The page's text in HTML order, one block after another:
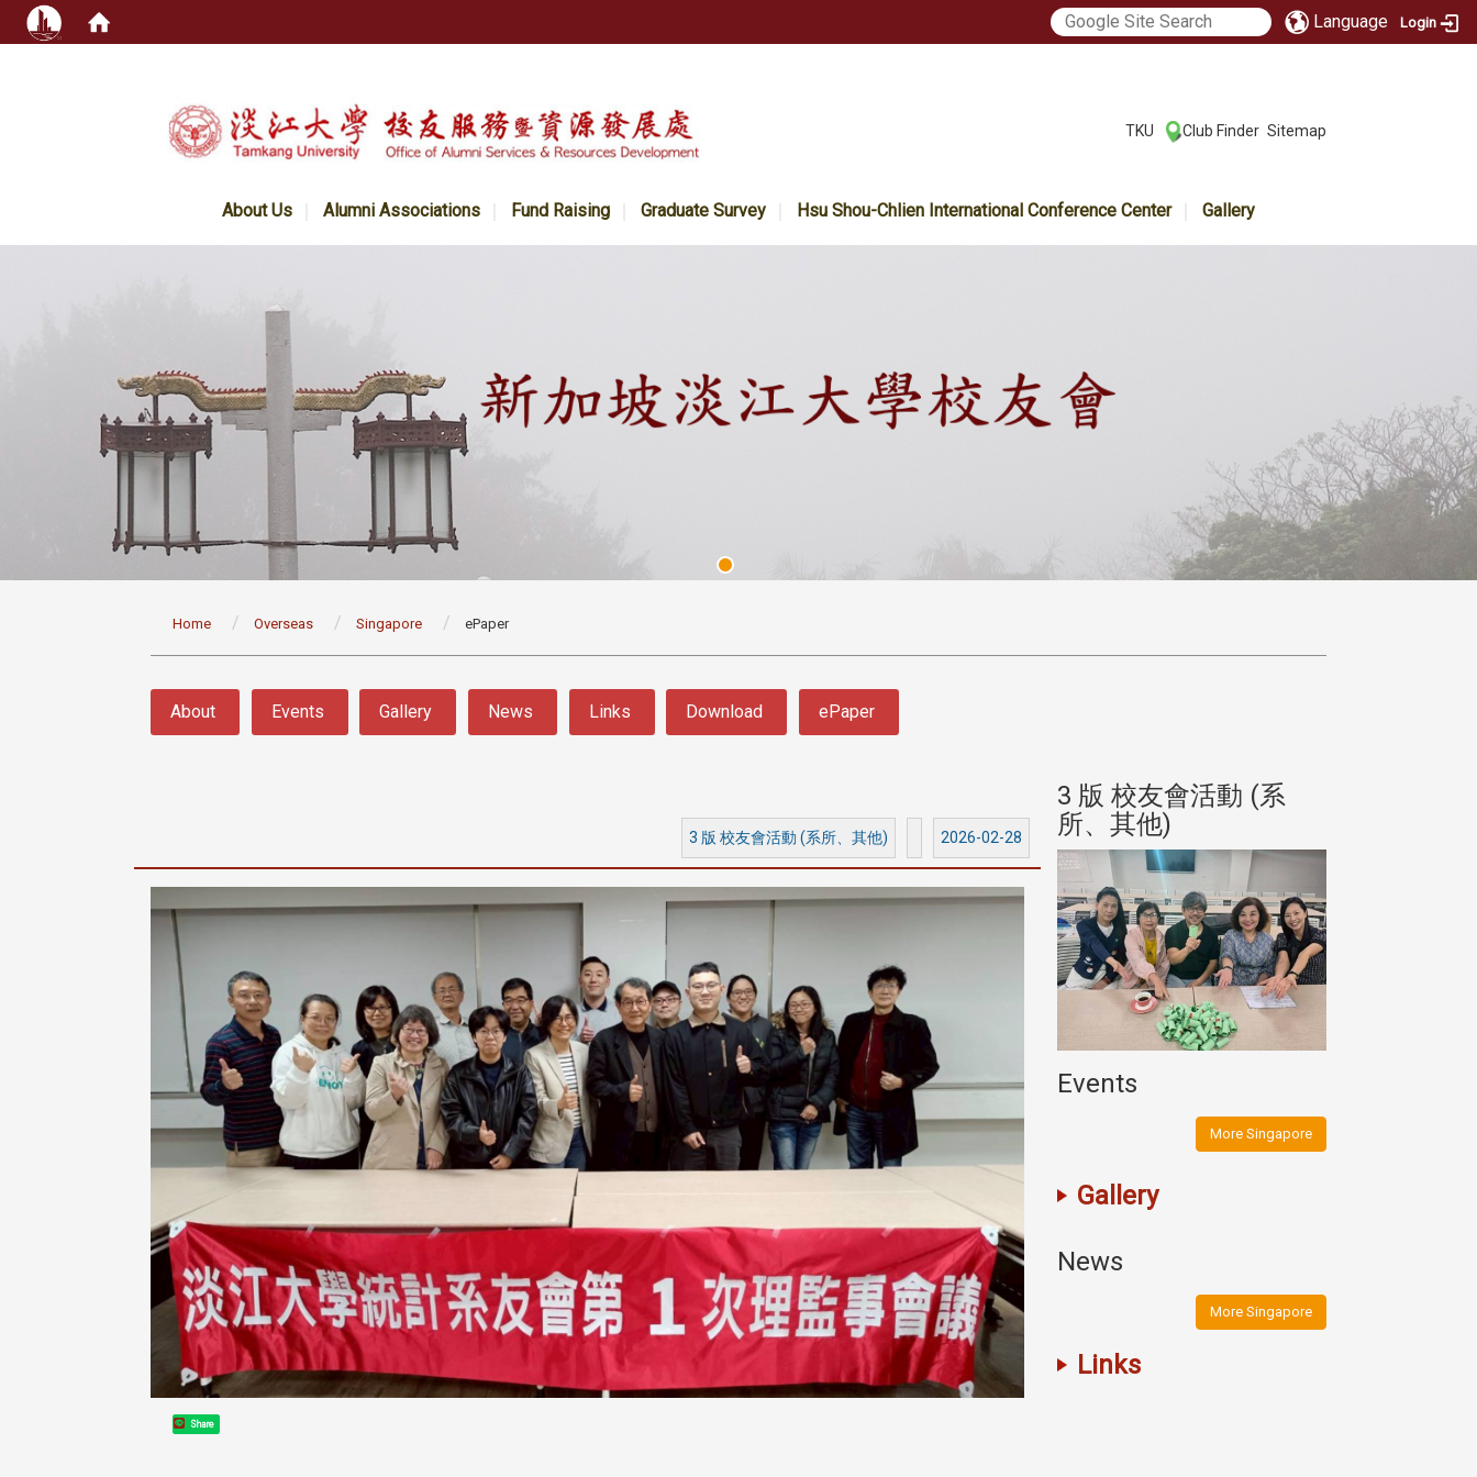
Language Login
TKU Club Finder Sitemap
About Us Alumni Associations Fund Raising Graduate Survey Hsu Shou-Chlien International Conference Center Gallery
Home Overseas Singapore ePaper
About Events Gallery News Links Download ePaper
3 版 校友會活動 (系所、其他) 2026-02-28
Share
所、其他)
3 版 校友會活動 (系
所、其他)
Events
More Singapore
Gallery
News
More Singapore
Links